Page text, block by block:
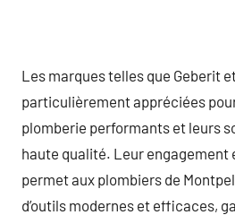
Les marques telles que Geberit
particulièrement appréciées
plomberie performants et leurs
haute qualité. Leur engagement
permet aux plombiers de
d’outils modernes et efficaces,